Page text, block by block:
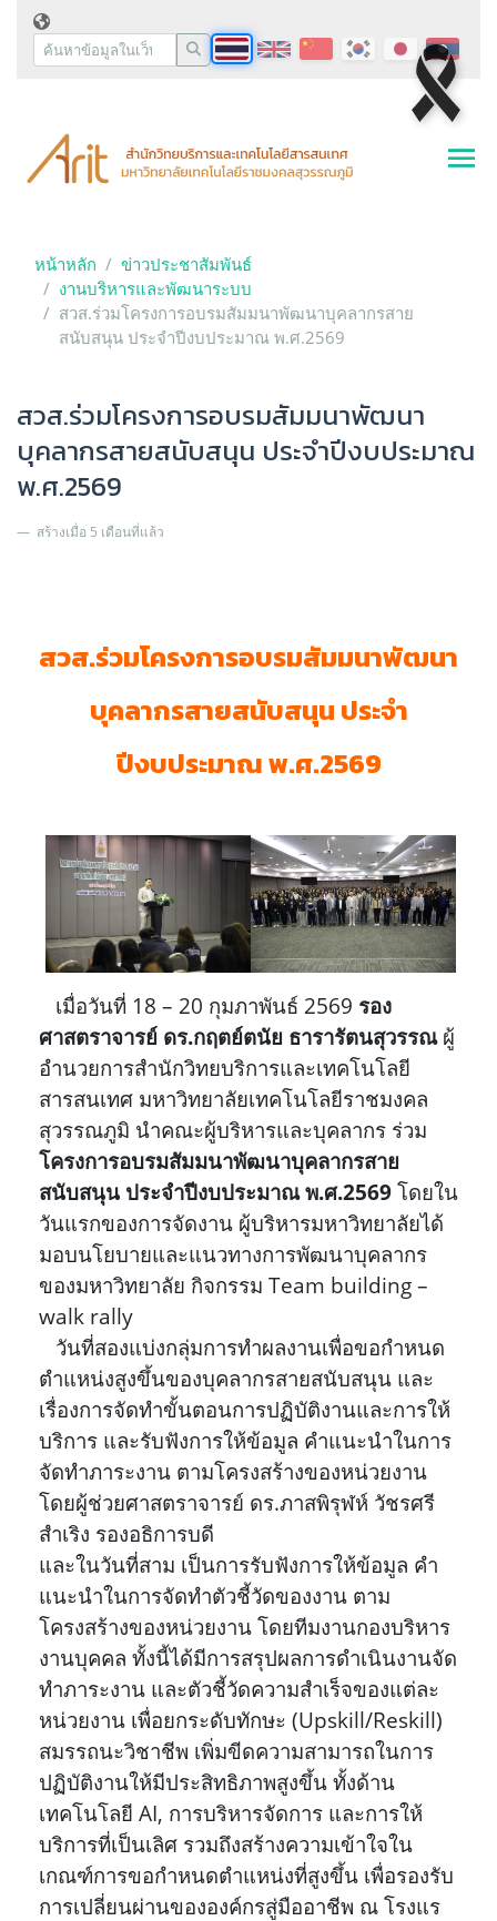
หน้าหลัก
ข่าวประชาสัมพันธ์
งานบริหารและพัฒนาระบบ
สวส.ร่วมโครงการอบรมสัมมนาพัฒนาบุคลากรสาย
สนับสนุน ประจำปีงบประมาณ พ.ศ.2569
สวส.ร่วมโครงการอบรมสัมมนาพัฒนา
บุคลากรสายสนับสนุน ประจำปีงบประมาณ
พ.ศ.2569
สร้างเมื่อ 5 เดือนที่แล้ว
สวส.ร่วมโครงการอบรมสัมมนาพัฒนา
บุคลากรสายสนับสนุน ประจำ
ปีงบประมาณ พ.ศ.2569
เมื่อวันที่ 18 – 20 กุมภาพันธ์ 2569 รอง
ศาสตราจารย์ ดร.กฤตย์ตนัย ธารารัตนสุวรรณผู้
อำนวยการสำนักวิทยบริการและเทคโนโลยี
สารสนเทศ มหาวิทยาลัยเทคโนโลยีราชมงคล
สุวรรณภูมิ นำคณะผู้บริหารและบุคลากร ร่วม
โครงการอบรมสัมมนาพัฒนาบุคลากรสาย
สนับสนุน ประจำปีงบประมาณ พ.ศ.2569 โดยใน
วันแรกของการจัดงาน ผู้บริหารมหาวิทยาลัยได้
มอบนโยบายและแนวทางการพัฒนาบุคลากร
ของมหาวิทยาลัย กิจกรรม Team building –
walk rally
วันที่สองแบ่งกลุ่มการทำผลงานเพื่อขอกำหนด
ตำแหน่งสูงขึ้นของบุคลากรสายสนับสนุน และ
เรื่องการจัดทำขั้นตอนการปฏิบัติงานและการให้
บริการ และรับฟังการให้ข้อมูล คำแนะนำในการ
จัดทำภาระงาน ตามโครงสร้างของหน่วยงาน
โดยผู้ช่วยศาสตราจารย์ ดร.ภาสพิรุฬห์ วัชรศรี
สำเริง รองอธิการบดี
และในวันที่สาม เป็นการรับฟังการให้ข้อมูล คำ
แนะนำในการจัดทำตัวชี้วัดของงาน ตาม
โครงสร้างของหน่วยงาน โดยทีมงานกองบริหาร
งานบุคคล ทั้งนี้ได้มีการสรุปผลการดำเนินงานจัด
ทำภาระงาน และตัวชี้วัดความสำเร็จของแต่ละ
หน่วยงาน เพื่อยกระดับทักษะ (Upskill/Reskill)
สมรรถนะวิชาชีพ เพิ่มขีดความสามารถในการ
ปฏิบัติงานให้มีประสิทธิภาพสูงขึ้น ทั้งด้าน
เทคโนโลยี AI, การบริหารจัดการ และการให้
บริการที่เป็นเลิศ รวมถึงสร้างความเข้าใจใน
เกณฑ์การขอกำหนดตำแหน่งที่สูงขึ้น เพื่อรองรับ
การเปลี่ยนผ่านขององค์กรสู่มืออาชีพ ณ โรงแร